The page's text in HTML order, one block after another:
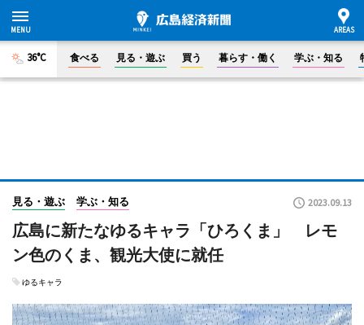
36°C 食べる 見る・遊ぶ 買う 暮らす・働く 学ぶ・知る
見る・遊ぶ 学ぶ・知る 2023.09.13
広島に新たなゆるキャラ「ひろくま」 レモ
ン色のくま、観光大使に就任
ゆるキャラ